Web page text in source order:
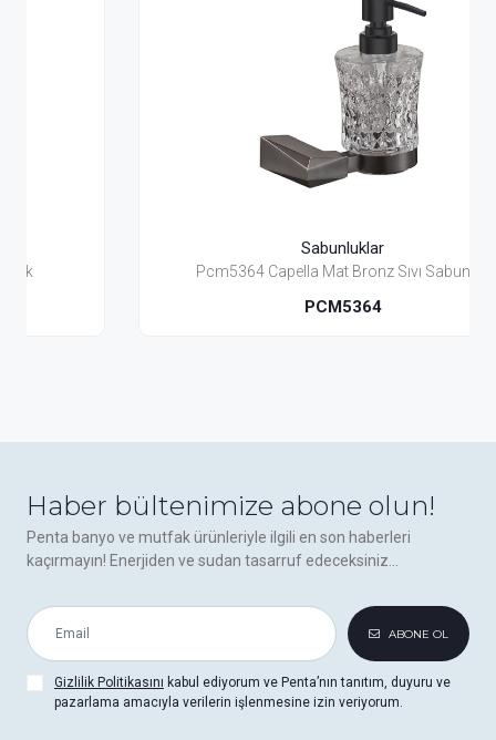
Pcm5364 Capella Mat Bronz Sıvı Sabunluk
Haber bültenimize abone olun!
Penta banyo ve mutfak ürünleriyle ilgili en son haberleri
kaçırmayın! Enerjiden ve sudan tasarruf edeceksiniz...
ABONE OL
Gizlilik Politikasını kabul ediyorum ve Penta’nın tanıtım, duyuru ve
pazarlama amacıyla verilerin işlenmesine izin veriyorum.